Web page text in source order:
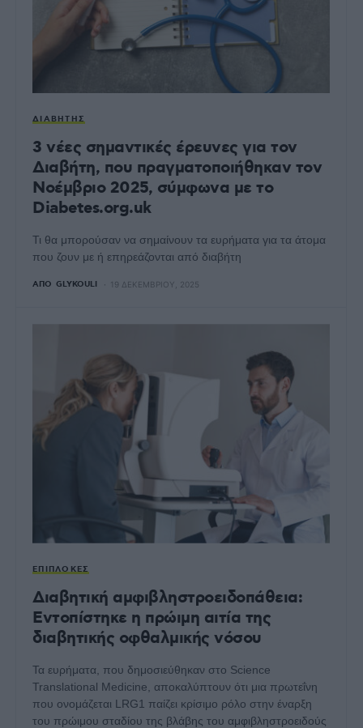
ΔΙΑΒΉΤΗΣ
3 νέες σημαντικές έρευνες για τον
Διαβήτη, που πραγματοποιήθηκαν τον
Νοέμβριο 2025, σύμφωνα με το
Diabetes.org.uk
Τι θα μπορούσαν να σημαίνουν τα ευρήματα για τα άτομα
που ζουν με ή επηρεάζονται από διαβήτη
ΑΠΌ GLYKOULI 19 ΔΕΚΕΜΒΡΊΟΥ, 2025
ΕΠΙΠΛΟΚΈΣ
Διαβητική αμφιβληστροειδοπάθεια:
Εντοπίστηκε η πρώιμη αιτία της
διαβητικής οφθαλμικής νόσου
Τα ευρήματα, που δημοσιεύθηκαν στο Science
Translational Medicine, αποκαλύπτουν ότι μια πρωτεΐνη
που ονομάζεται LRG1 παίζει κρίσιμο ρόλο στην έναρξη
του πρώιμου σταδίου της βλάβης του αμφιβληστροειδούς